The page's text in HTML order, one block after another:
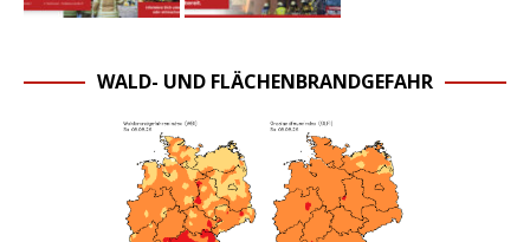
WALD- UND FLÄCHENBRANDGEFAHR